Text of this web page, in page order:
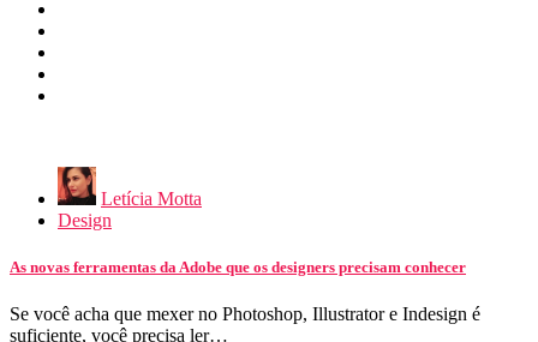
Letícia Motta
Design
As novas ferramentas da Adobe que os designers precisam conhecer
Se você acha que mexer no Photoshop, Illustrator e Indesign é
suficiente, você precisa ler…